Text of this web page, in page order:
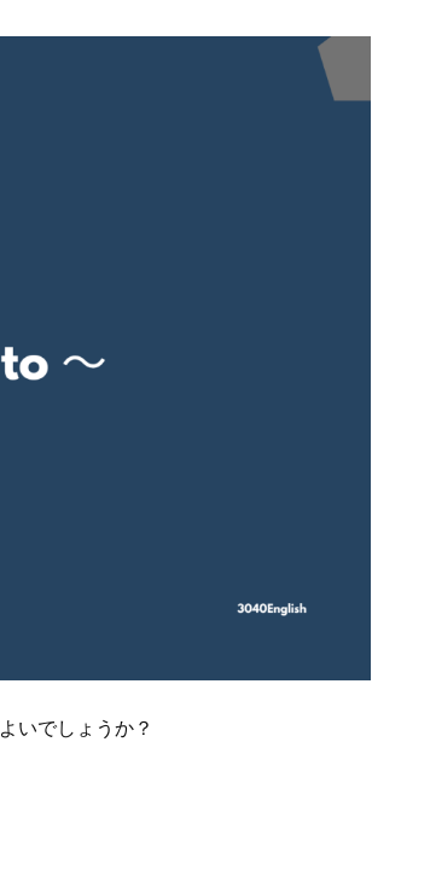
いでしょうか？